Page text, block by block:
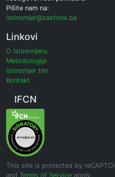
Pišite nam na:
istinomjer@zastone.ba
Linkovi
O Istinomjeru
Metodologija
Istinomjer tim
Kontakt
IFCN
This site is protected by
and Terms of Service apply.